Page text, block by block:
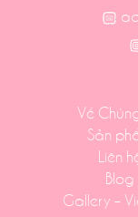
Về
Sản
Liên
Blog
Gallery –